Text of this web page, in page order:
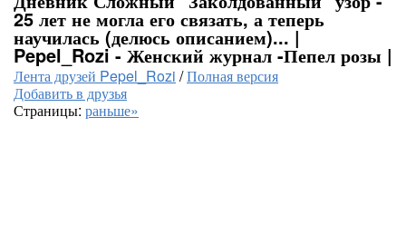
25 лет не могла его связать, а теперь
научилась (делюсь описанием)... |
Pepel_Rozi - Женский журнал -Пепел розы |
Лента друзей Pepel_Rozi /Полная версия
Добавить в друзья
Страницы: раньше»